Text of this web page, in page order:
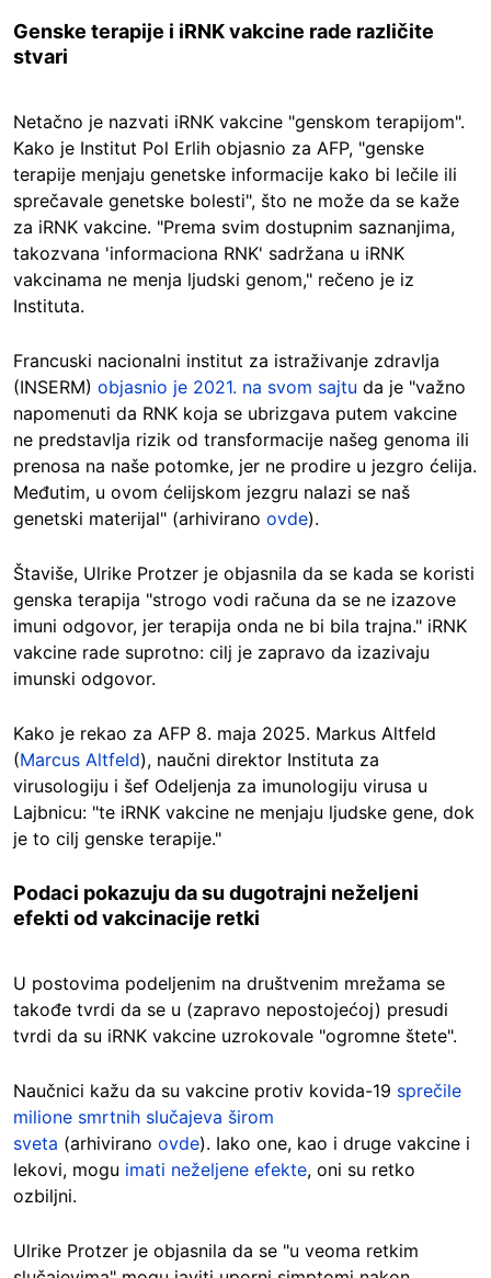
Genske terapije i iRNK vakcine rade različite
stvari
Netačno je nazvati iRNK vakcine "genskom terapijom".
Kako je Institut Pol Erlih objasnio za AFP, "genske
terapije menjaju genetske informacije kako bi lečile ili
sprečavale genetske bolesti", što ne može da se kaže
za iRNK vakcine. "Prema svim dostupnim saznanjima,
takozvana 'informaciona RNK' sadržana u iRNK
vakcinama ne menja ljudski genom," rečeno je iz
Instituta.
Francuski nacionalni institut za istraživanje zdravlja
(INSERM) objasnio je 2021. na svom sajtu da je "važno
napomenuti da RNK koja se ubrizgava putem vakcine
ne predstavlja rizik od transformacije našeg genoma ili
prenosa na naše potomke, jer ne prodire u jezgro ćelija.
Međutim, u ovom ćelijskom jezgru nalazi se naš
genetski materijal" (arhivirano ovde).
Štaviše, Ulrike Protzer je objasnila da se kada se koristi
genska terapija "strogo vodi računa da se ne izazove
imuni odgovor, jer terapija onda ne bi bila trajna." iRNK
vakcine rade suprotno: cilj je zapravo da izazivaju
imunski odgovor.
Kako je rekao za AFP 8. maja 2025. Markus Altfeld
(Marcus Altfeld), naučni direktor Instituta za
virusologiju i šef Odeljenja za imunologiju virusa u
Lajbnicu: "te iRNK vakcine ne menjaju ljudske gene, dok
je to cilj genske terapije."
Podaci pokazuju da su dugotrajni neželjeni
efekti od vakcinacije retki
U postovima podeljenim na društvenim mrežama se
takođe tvrdi da se u (zapravo nepostojećoj) presudi
tvrdi da su iRNK vakcine uzrokovale "ogromne štete".
Naučnici kažu da su vakcine protiv kovida-19 sprečile
milione smrtnih slučajeva širom
sveta (arhivirano ovde). Iako one, kao i druge vakcine i
lekovi, mogu imati neželjene efekte, oni su retko
ozbiljni.
Ulrike Protzer je objasnila da se "u veoma retkim